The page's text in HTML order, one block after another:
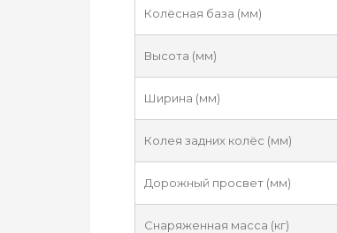
Колёсная база (мм)
Высота (мм)
Ширина (мм)
Колея задних колёс (мм)
Дорожный просвет (мм)
Снаряженная масса (кг)